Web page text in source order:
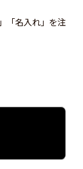
「名入れ」を注